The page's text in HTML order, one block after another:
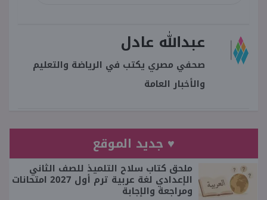
عبدالله عادل
صحفي مصري يكتب في الرياضة والتعليم
والأخبار العامة
♥ جديد الموقع
ملحق كتاب سلاح التلميذ للصف الثاني
الإعدادي لغة عربية ترم أول 2027 امتحانات
ومراجعة والإجابة